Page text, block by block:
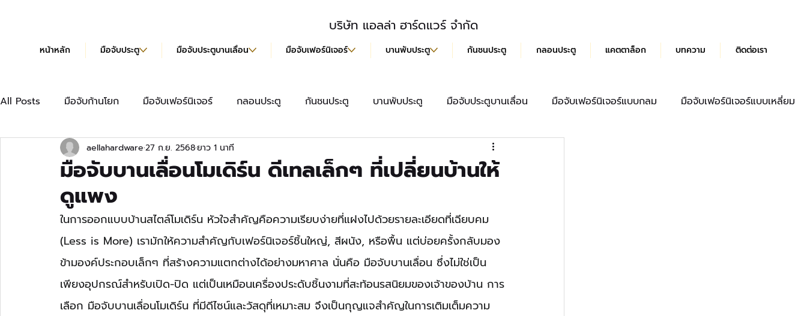
บริษัท แอลล่า ฮาร์ดแวร์ จำกัด
หน้าหลัก มือจับประตู มือจับประตูบานเลื่อน มือจับเฟอร์นิเจอร์ บานพับประตู กันชนประตู กลอนประตู แคตตาล็อก บทความ ติดต่อเรา
All Posts มือจับก้านโยก มือจับเฟอร์นิเจอร์ กลอนประตู กันชนประตู บานพับประตู มือจับประตูบานเลื่อน มือจับเฟอร์นิเจอร์แบบกลม มือจับเฟอร์นิเจอร์แบบเหลี่ยม
มือจับเฟอร์นิเจอร์แบบยาว บานพับข้อเสือ บานพับผีเสื้อ มือจับฝังบานเลื่อน
บานพับข้อเสือ Hydraulic
มือจับบานเลื่อนโมเดิร์น ดีเทลเล็กๆ ที่เปลี่ยนบ้านให้
ดูแพง
aellahardware27 ก.ย. 2568ยาว 1 นาที
ในการออกแบบบ้านสไตล์โมเดิร์น หัวใจสำคัญคือความเรียบง่ายที่แฝงไปด้วยรายละเอียดที่เฉียบคม
(Less is More) เรามักให้ความสำคัญกับเฟอร์นิเจอร์ชิ้นใหญ่, สีผนัง, หรือพื้น แต่บ่อยครั้งกลับมอง
ข้ามองค์ประกอบเล็กๆ ที่สร้างความแตกต่างได้อย่างมหาศาล นั่นคือ มือจับบานเลื่อน ซึ่งไม่ใช่เป็น
เพียงอุปกรณ์สำหรับเปิด-ปิด แต่เป็นเหมือนเครื่องประดับชิ้นงามที่สะท้อนรสนิยมของเจ้าของบ้าน การ
เลือก มือจับบานเลื่อนโมเดิร์น ที่มีดีไซน์และวัสดุที่เหมาะสม จึงเป็นกุญแจสำคัญในการเติมเต็มความ